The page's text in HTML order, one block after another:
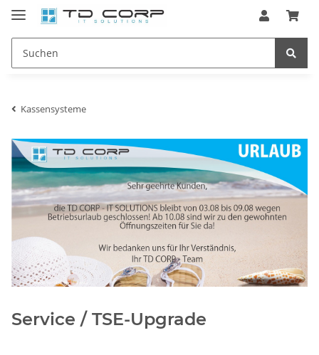
Kassensysteme
Service / TSE-Upgrade